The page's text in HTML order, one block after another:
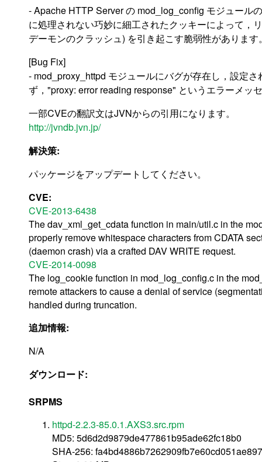
- Apache HTTP Server の mod_log_config モジュール
に処理されない巧妙に細工されたクッキーによって，
デーモンのクラッシュ) を引き起こす脆弱性がありま
[Bug Fix]
- mod_proxy_httpd モジュールにバグが存在し，設定
ず，"proxy: error reading response" というエラーメッ
一部CVEの翻訳文はJVNからの引用になります。
http://jvndb.jvn.jp/
解決策:
パッケージをアップデートしてください。
CVE:
CVE-2013-6438
The dav_xml_get_cdata function in main/util.c in the
properly remove whitespace characters from CDATA
(daemon crash) via a crafted DAV WRITE request.
CVE-2014-0098
The log_cookie function in mod_log_config.c in the
remote attackers to cause a denial of service
handled during truncation.
追加情報:
N/A
ダウンロード:
SRPMS
httpd-2.2.3-85.0.1.AXS3.src.rpm
MD5: 5d6d2d9879de477861b95ade62fc18b0
SHA-256: